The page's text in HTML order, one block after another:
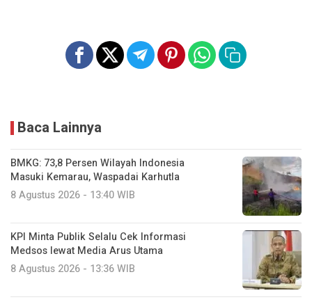
Baca Lainnya
BMKG: 73,8 Persen Wilayah Indonesia
Masuki Kemarau, Waspadai Karhutla
8 Agustus 2026 - 13:40 WIB
KPI Minta Publik Selalu Cek Informasi
Medsos lewat Media Arus Utama
8 Agustus 2026 - 13:36 WIB